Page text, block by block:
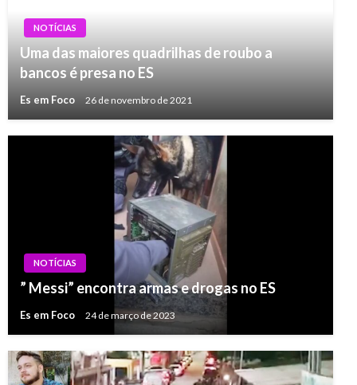
NOTÍCIAS
Uma das maiores quadrilhas de roubo a
bancos é presa no ES
Es em Foco 26 de novembro de 2021
NOTÍCIAS
” Messi” encontra armas e drogas no ES
Es em Foco 24 de março de 2023